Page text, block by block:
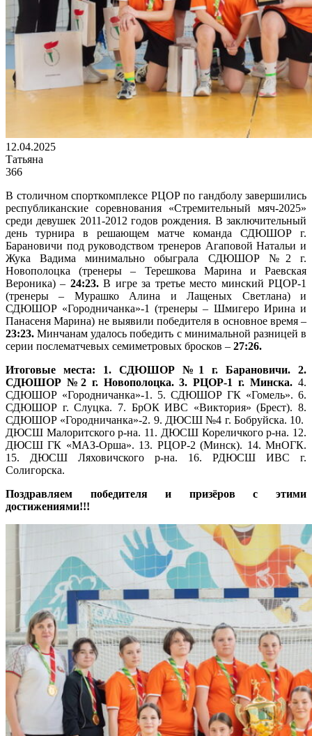
12.04.2025
Татьяна
366
В столичном спорткомплексе РЦОР по гандболу завершились
республиканские соревнования «Стремительный мяч-2025»
среди девушек 2011-2012 годов рождения. В заключительный
день турнира в решающем матче команда СДЮШОР г.
Барановичи под руководством тренеров Агаповой Натальи и
Жука Вадима минимально обыграла СДЮШОР №2 г.
Новополоцка (тренеры – Терешкова Марина и Раевская
Вероника) – 24:23.В игре за третье место минский РЦОР-1
(тренеры – Мурашко Алина и Лащеных Светлана) и
СДЮШОР «Городничанка»-1 (тренеры – Шмигеро Ирина и
Панасеня Марина) не выявили победителя в основное время –
23:23. Минчанам удалось победить с минимальной разницей в
серии послематчевых семиметровых бросков – 27:26.
Итоговые места: 1. СДЮШОР №1 г. Барановичи. 2.
СДЮШОР №2 г. Новополоцка. 3. РЦОР-1 г. Минска. 4.
СДЮШОР «Городничанка»-1. 5. СДЮШОР ГК «Гомель». 6.
СДЮШОР г. Слуцка. 7. БрОК ИВС «Виктория» (Брест). 8.
СДЮШОР «Городничанка»-2. 9. ДЮСШ №4 г. Бобруйска. 10.
ДЮСШ Малоритского р-на. 11. ДЮСШ Кореличкого р-на. 12.
ДЮСШ ГК «МАЗ-Орша». 13. РЦОР-2 (Минск). 14. МнОГК.
15. ДЮСШ Ляховичского р-на. 16. РДЮСШ ИВС г.
Солигорска.
Поздравляем победителя и призёров с этими
достижениями!!!